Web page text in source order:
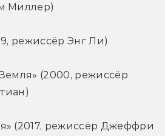
Миллер)
режиссёр Энг Ли)
(2000, режиссёр
(2017, режиссёр Джеффри